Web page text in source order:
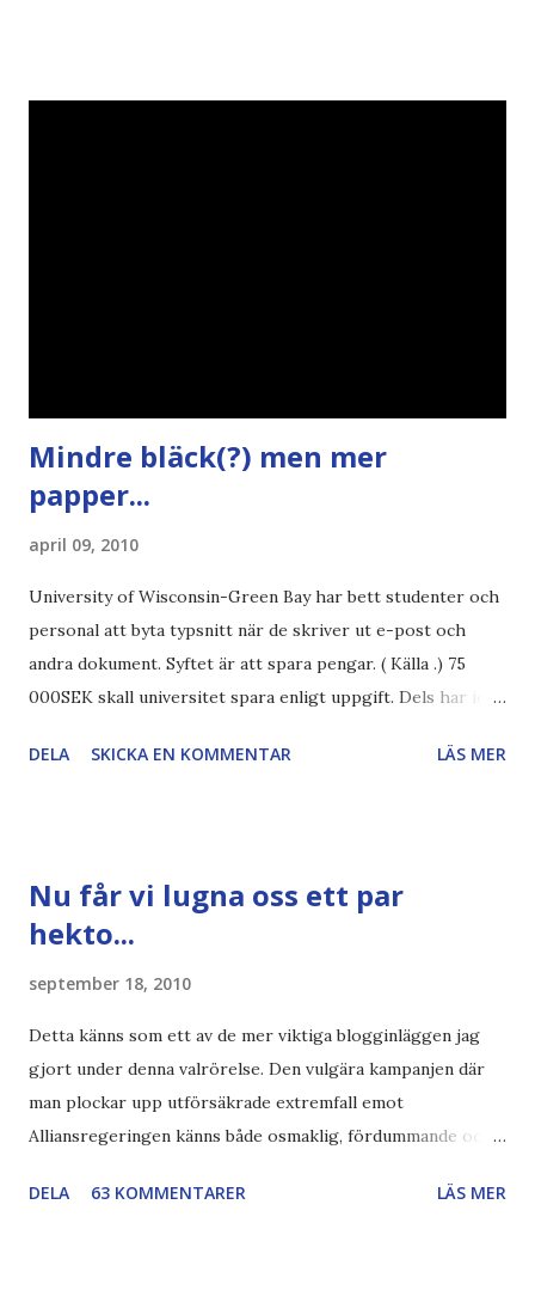
Mindre bläck(?) men mer
papper...
april 09, 2010
University of Wisconsin-Green Bay har bett studenter och
personal att byta typsnitt när de skriver ut e-post och
andra dokument. Syftet är att spara pengar. ( Källa .) 75
000SEK skall universitet spara enligt uppgift. Dels har iofs
"bläck". Dels så undrar jag om de 30% besparingar -
min bloggläsarundersökning Läs även andra bloggares
åsikter om Century Gothic , besparingar , Ecofont ,
DN , Ex
DELA SKICKA EN KOMMENTAR LÄS MER
Nu får vi lugna oss ett par
hekto...
september 18, 2010
Detta känns som ett av de mer viktiga blogginläggen jag
gjort under denna valrörelse. Den vulgära kampanjen där
man plockar upp utförsäkrade extremfall emot
Alliansregeringen känns både osmaklig, fördummande och
Och nej, det handlar absolut inte om att jag negligerar eller
DELA 63 KOMMENTARER LÄS MER